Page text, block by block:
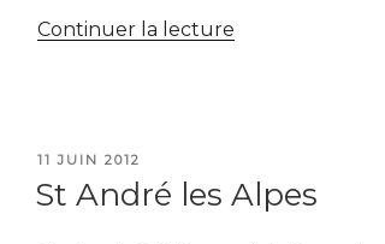
Continuer la lecturede
PUBLIÉ
11 JUIN 2012
St André les Alpes